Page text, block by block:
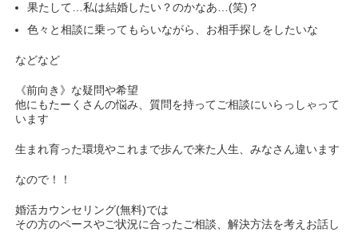
果たして…私は結婚したい？のかなあ…(笑)？
色々と相談に乗ってもらいながら、お相手探しをしたいな
などなど
《前向き》な疑問や希望
他にもたーくさんの悩み、質問を持ってご相談にいらっしゃって
います
生まれ育った環境やこれまで歩んで来た人生、みなさん違います
なので！！
婚活カウンセリング(無料)では
その方のペースやご状況に合ったご相談、解決方法を考えお話し